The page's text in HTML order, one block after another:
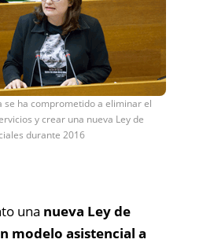
se ha comprometido a eliminar el
y crear una nueva Ley de
durante 2016
una nueva Ley de
modelo asistencial a